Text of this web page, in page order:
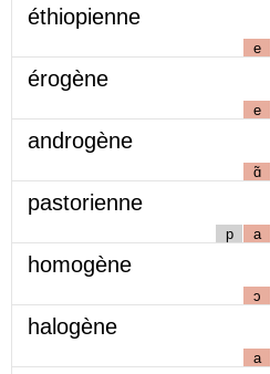
éthiopienne
e
érogène
e
androgène
ɑ̃
pastorienne
p a
homogène
ɔ
halogène
a